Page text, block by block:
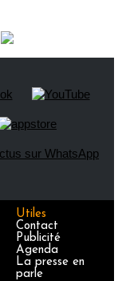
Utiles
Contact
Publicité
Agenda
La presse en
parle